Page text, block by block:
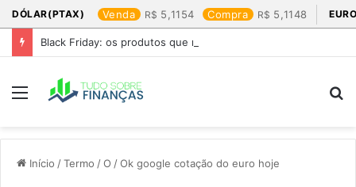
DÓLAR(PTAX) Venda 5,1154 Compra 5,1148
Black Friday: os produtos que mais valem a pena
Menu
Início /Termo /O /Ok google cotação do euro hoje​